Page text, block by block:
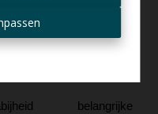
verdiepen: 13m
6m, voorbij 13m is het
tot 30 m² in
belangrijke
per mail